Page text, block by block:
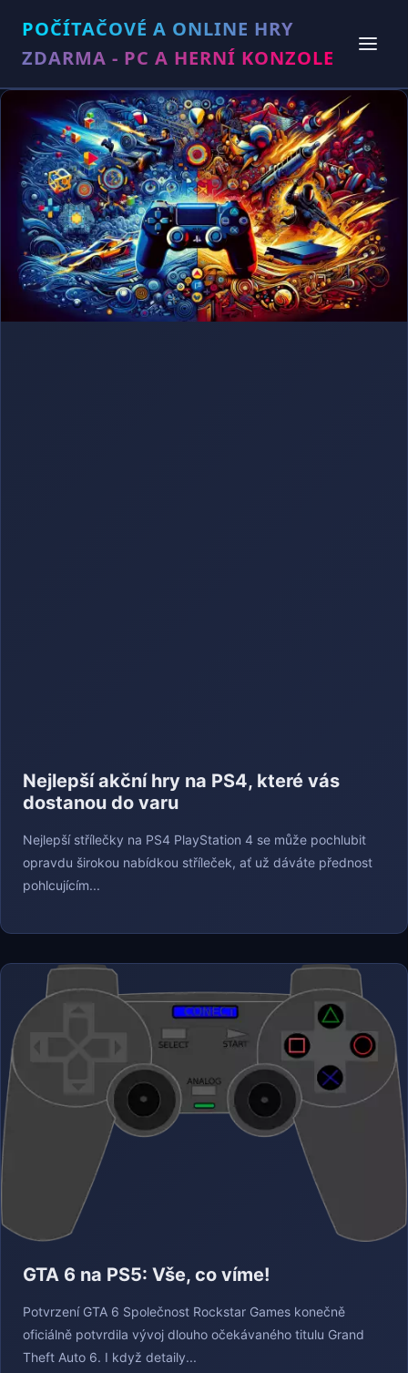
POČÍTAČOVÉ A ONLINE HRY
ZDARMA - PC A HERNÍ KONZOLE
Nejlepší akční hry na PS4, které vás
dostanou do varu
Nejlepší střílečky na PS4 PlayStation 4 se může pochlubit
opravdu širokou nabídkou stříleček, ať už dáváte přednost
pohlcujícím...
GTA 6 na PS5: Vše, co víme!
Potvrzení GTA 6 Společnost Rockstar Games konečně
oficiálně potvrdila vývoj dlouho očekávaného titulu Grand
Theft Auto 6. I když detaily...